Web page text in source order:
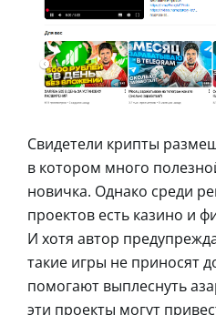
Свидетели крипты
в котором много
новичка. Однако среди
проектов есть казино и
И хотя автор
такие игры не приносят
помогают выплеснуть
эти проекты могут